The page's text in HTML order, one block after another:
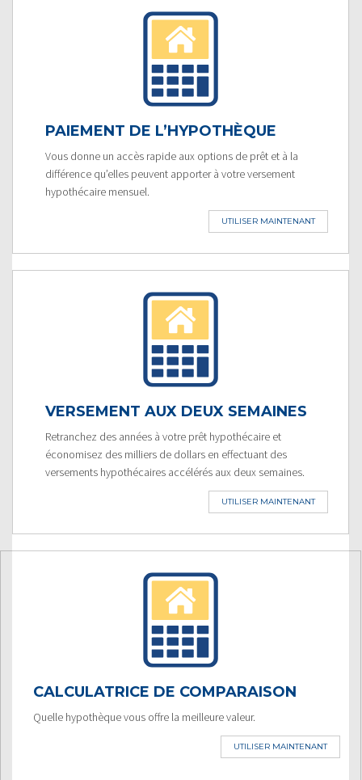
PAIEMENT DE L’HYPOTHÈQUE
Vous donne un accès rapide aux options de prêt et à la
différence qu’elles peuvent apporter à votre versement
hypothécaire mensuel.
UTILISER MAINTENANT
VERSEMENT AUX DEUX SEMAINES
Retranchez des années à votre prêt hypothécaire et
économisez des milliers de dollars en effectuant des
versements hypothécaires accélérés aux deux semaines.
UTILISER MAINTENANT
CALCULATRICE DE COMPARAISON
Quelle hypothèque vous offre la meilleure valeur.
UTILISER MAINTENANT